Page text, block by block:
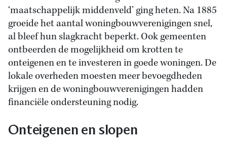
‘maatschappelijk middenveld’ ging heten. Na 1885
groeide het aantal woningbouwverenigingen snel,
al bleef hun slagkracht beperkt. Ook gemeenten
ontbeerden de mogelijkheid om krotten te
onteigenen en te investeren in goede woningen. De
lokale overheden moesten meer bevoegdheden
krijgen en de woningbouwverenigingen hadden
financiële ondersteuning nodig.
Onteigenen en slopen